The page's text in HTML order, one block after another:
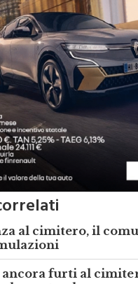
al cimitero, il